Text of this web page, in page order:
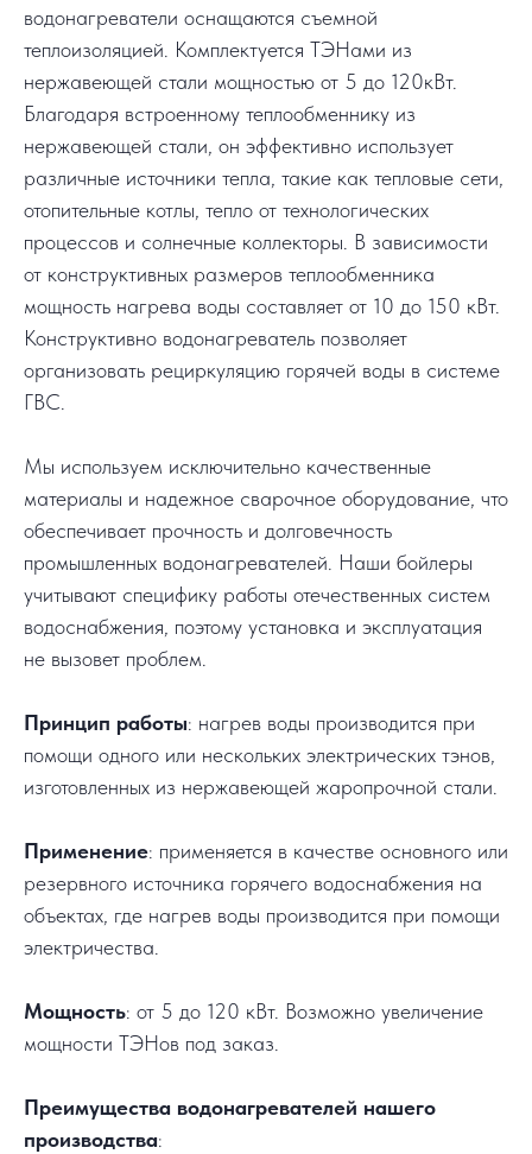
водонагреватели оснащаются съемной
теплоизоляцией. Комплектуется ТЭНами из
нержавеющей стали мощностью от 5 до 120кВт.
Благодаря встроенному теплообменнику из
нержавеющей стали, он эффективно использует
различные источники тепла, такие как тепловые сети,
отопительные котлы, тепло от технологических
процессов и солнечные коллекторы. В зависимости
от конструктивных размеров теплообменника
мощность нагрева воды составляет от 10 до 150 кВт.
Конструктивно водонагреватель позволяет
организовать рециркуляцию горячей воды в системе
ГВС.
Мы используем исключительно качественные
материалы и надежное сварочное оборудование, что
обеспечивает прочность и долговечность
промышленных водонагревателей. Наши бойлеры
учитывают специфику работы отечественных систем
водоснабжения, поэтому установка и эксплуатация
не вызовет проблем.
Принцип работы: нагрев воды производится при
помощи одного или нескольких электрических тэнов,
изготовленных из нержавеющей жаропрочной стали.
Применение: применяется в качестве основного или
резервного источника горячего водоснабжения на
объектах, где нагрев воды производится при помощи
электричества.
Мощность: от 5 до 120 кВт. Возможно увеличение
мощности ТЭНов под заказ.
Преимущества водонагревателей нашего
производства: